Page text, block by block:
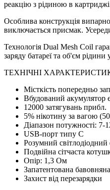
реакцію з рідиною в
Особлива конструкція
виключається присмак.
Технологія Dual Mesh Coil
заряду батареї та об'єм
ТЕХНІЧНІ
Місткість попередньо
Вбудований акумулятор
12000 затягувань прибл.
5% нікотину за вагою
Діапазон потужності: 7-
USB-порт типу C
Розумний світлодіодний
Подвійна сітчаста
Опір: 1,3 Ом
Запатентована
Захист від перезарядки